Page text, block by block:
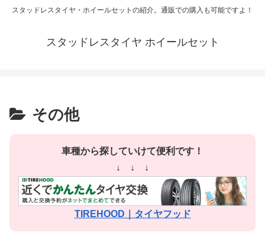
スタッドレスタイヤ・ホイールセットの紹介。通販での購入も可能ですよ！
スタッドレスタイヤ ホイールセット
その他
車種から探していけて便利です！
↓ ↓ ↓
TIREHOOD｜タイヤフッド